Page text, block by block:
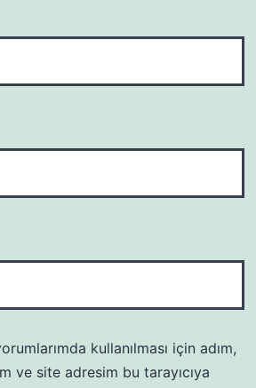
kullanılması için adım,
ve site adresim bu tarayıcıya